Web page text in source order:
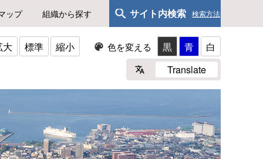
ップ 組織から探す サイト内検索 検索方法
大 標準 縮小 色を変える 黒 青
白
Translate